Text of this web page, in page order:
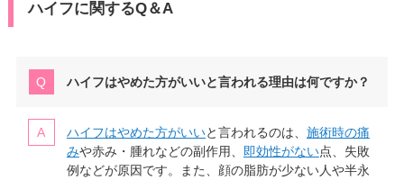
ハイフに関するQ＆A
ハイフはやめた方がいいと言われる理由は何ですか？
ハイフはやめた方がいいと言われるのは、 施術時の痛
みや赤み・腫れなどの副作用、 即効性がない点、失敗
例などが原因です。また、顔の脂肪が少ない人や半永